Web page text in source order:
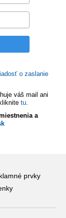
o zaslanie
váš mail ani
tu.
a
prvky